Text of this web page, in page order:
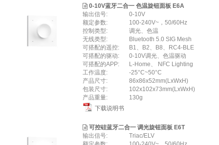
0-10V蓝牙二合一 色温旋钮面板 E6A
输出信号:
0-10V
额定参数:
100-240V~，50/60Hz
控制类型:
调光、色温
无线类型:
Bluetooth 5.0 SIG Mesh
可搭配的遥控:
B1、B2、B8、RC4-BLE
可搭配的驱动:
0-10V调光、色温驱动
可搭配的APP:
L-Home、 NFC Lighting
工作温度:
-25°C~50°C
产品尺寸:
86x86x52mm(LxWxH)
包装尺寸:
102x102x73mm(LxWxH)
产品重量:
130g
下载说明书
可控硅蓝牙二合一 调光旋钮面板 E6T
输出信号:
Triac/ELV